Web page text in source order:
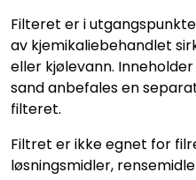
Filteret er i
av kjemikaliebehandlet
eller kjølevann.
sand anbefales en
filteret.
Filtret er ikke egnet for
løsningsmidler,